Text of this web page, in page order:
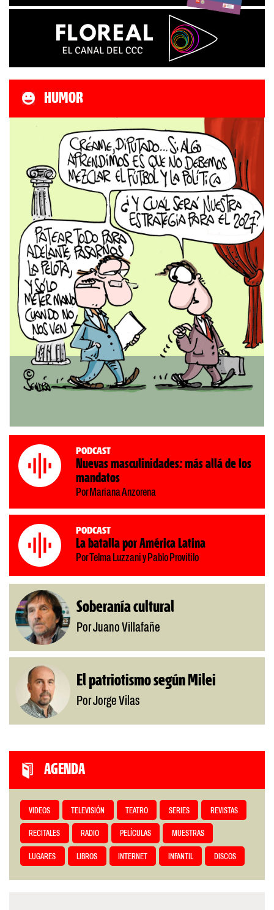
HUMOR
Podcast
Nuevas masculinidades: más allá de los
mandatos
Por Mariana Anzorena
Podcast
La batalla por América Latina
Por Telma Luzzani y Pablo Provitilo
Soberanía cultural
Por Juano Villafañe
El patriotismo según Milei
Por Jorge Vilas
AGENDA
VIDEOS TELEVISIÓN TEATRO SERIES REVISTAS
RECITALES RADIO PELÍCULAS MUESTRAS
LUGARES LIBROS INTERNET INFANTIL DISCOS